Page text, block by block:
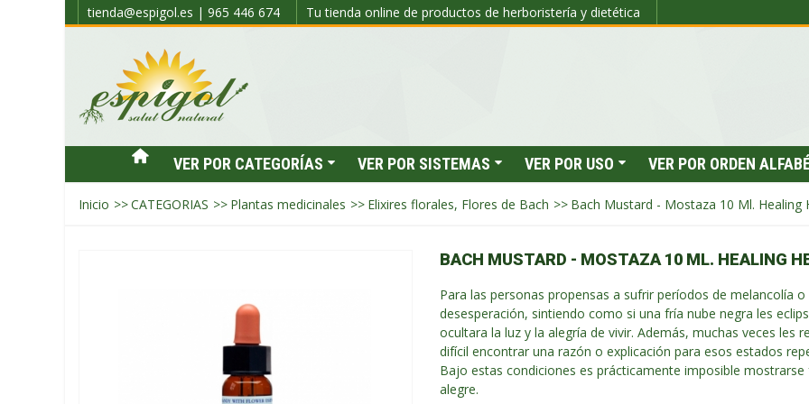
tienda@espigol.es | 965 446 674 Tu tienda online de productos de herboristería y dietética
VER POR CATEGORÍAS VER POR SISTEMAS VER POR USO VER POR ORDEN
Inicio >>CATEGORIAS >> Plantas medicinales >> Elixires florales, Flores de Bach >> Bach Mustard - Mostaza 10 Ml. Healing
BACH MUSTARD - MOSTAZA 10 ML. HEALING
Para las personas propensas a sufrir períodos de melancolía o
desesperación, sintiendo como si una fría nube negra les
ocultara la luz y la alegría de vivir. Además, muchas veces les
difícil encontrar una razón o explicación para esos estados
Bajo estas condiciones es prácticamente imposible mostrarse
alegre.